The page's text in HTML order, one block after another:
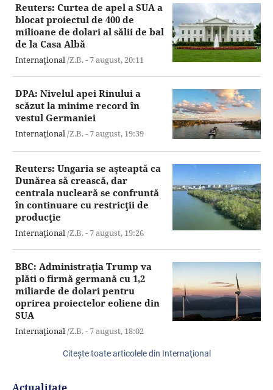
Reuters: Curtea de apel a SUA a
blocat proiectul de 400 de
milioane de dolari al sălii de bal
de la Casa Albă
Internaţional/Z.B. -7 august,20:11
DPA: Nivelul apei Rinului a
scăzut la minime record în
vestul Germaniei
Internaţional/Z.B. -7 august, 19:39
Reuters: Ungaria se aşteaptă ca
Dunărea să crească, dar
centrala nucleară se confruntă
în continuare cu restricţii de
producţie
Internaţional/Z.B. -7 august, 19:26
BBC: Administraţia Trump va
plăti o firmă germană cu 1,2
miliarde de dolari pentru
oprirea proiectelor eoliene din
SUA
Internaţional/Z.B. -7 august, 18:02
Citeşte toate articolele din Internaţional